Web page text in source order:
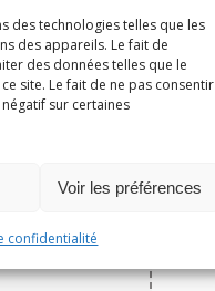
des technologies telles que les
des appareils. Le fait de
des données telles que le
site. Le fait de ne pas consentir
sur certaines
Voir les préférences
confidentialité
Print
la recette